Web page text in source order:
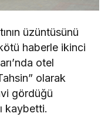
üzüntüsünü
haberle ikinci
otel
olarak
gördüğü
kaybetti.